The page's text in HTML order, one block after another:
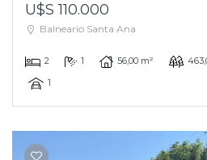
U$S 110.000
Balneario Santa Ana
2 1 56,00 m²
1